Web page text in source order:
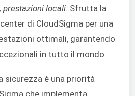
prestazioni locali: Sfrutta la
di CloudSigma per una
ottimali, garantendo
in tutto il mondo.
sicurezza è una priorità